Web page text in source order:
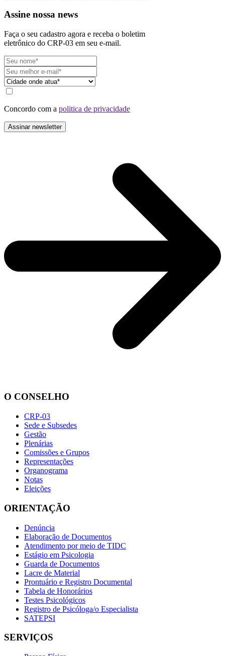
Assine nossa news
Faça o seu cadastro agora e receba o boletim
eletrônico do CRP-03 em seu e-mail.
Concordo com a politica de privacidade
O CONSELHO
CRP-03
Sede e Subsedes
Gestão
Plenárias
Comissões e Grupos
Representações
Organograma
Notas
Eleições
ORIENTAÇÃO
Denúncia
Elaboração de Documentos
Atendimento por meio de TIDC
Estágio em Psicologia
Guarda de Documentos
Lacre de Material
Prontuário e Registro Documental
Tabela de Honorários
Testes Psicológicos
Registro de Psicóloga/o Especialista
SATEPSI
SERVIÇOS